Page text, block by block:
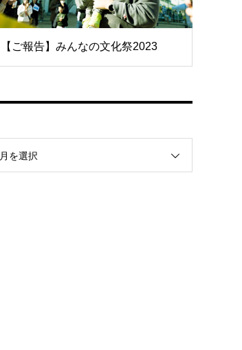
【ご報告】みんなの文化祭2023
月を選択